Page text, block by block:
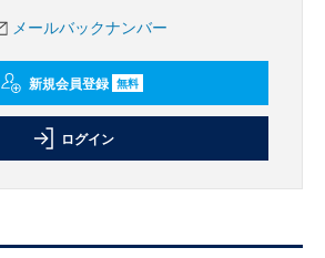
メールバックナンバー
新規会員登録 無料
ログイン